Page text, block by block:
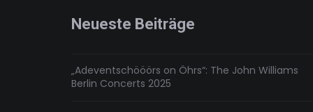
Neueste Beiträge
„Adeventschööörs on Öhrs“: The John Williams
Berlin Concerts 2025